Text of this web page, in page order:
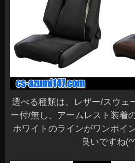
選べる種類は、レザー/スウェ
ー付/無し、アームレスト装着
ホワイトのラインがワンポイ
良いですね